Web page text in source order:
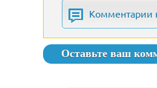
Комментарии
Оставьте ваш